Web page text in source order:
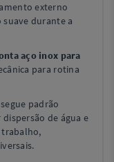
externo
durante a
aço inox para
para rotina
padrão
de água e
trabalho,